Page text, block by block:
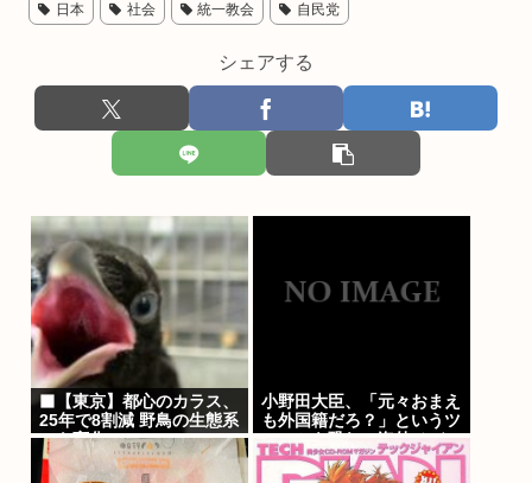
日本 社会 統一教会 自民党
シェアする
‍⬛【東京】都心のカラス、
25年で8割減 野鳥の生態系
にも変化
小野田大臣、「元々おまえ
も外国籍だろ？」というツ
ッコミを恐れ、海外メディ
アを全員出禁に